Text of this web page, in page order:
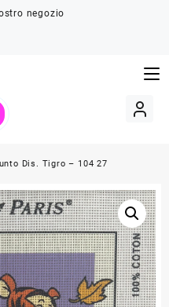
negozio
Dis. Tigro – 104 27